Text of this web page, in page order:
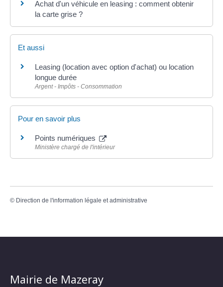
Achat d'un véhicule en leasing : comment obtenir
la carte grise ?
Et aussi
Leasing (location avec option d'achat) ou location
longue durée
Argent - Impôts - Consommation
Pour en savoir plus
Points numériques
Ministère chargé de l'intérieur
© Direction de l'information légale et administrative
Mairie de Mazeray